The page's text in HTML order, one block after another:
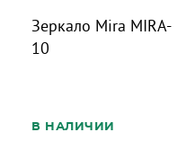
Зеркало Mira MIRA-
10
В НАЛИЧИИ